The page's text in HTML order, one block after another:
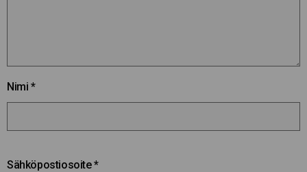
Nimi *
Sähköpostiosoite*